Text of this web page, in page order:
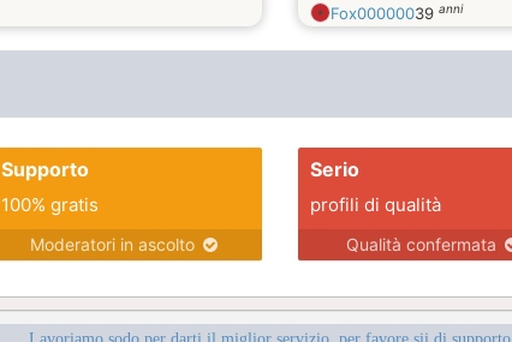
Fox00000039 anni
Supporto
100% gratis
Moderatori in ascolto
Serio
profili di qualità
Qualità confermata